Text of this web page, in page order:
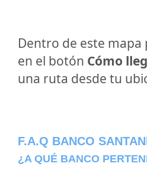
Dentro de este mapa
en el botón Cómo
una ruta desde tu
F.A.Q BANCO
¿A QUÉ BANCO